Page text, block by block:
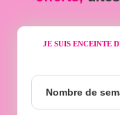
JE SUIS ENCEINTE
Nombre de